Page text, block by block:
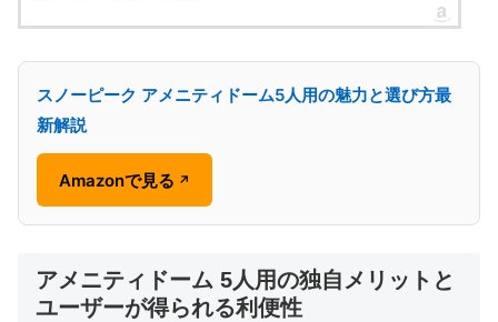
スノーピーク アメニティドーム5人用の魅力と選び方最
新解説
Amazonで見る ↗
アメニティドーム 5人用の独自メリットと
ユーザーが得られる利便性